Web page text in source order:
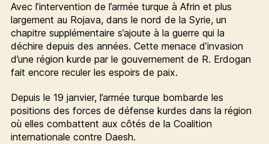
Avec l’intervention de l’armée turque à Afrin et plus
largement au Rojava, dans le nord de la Syrie, un
chapitre supplémentaire s’ajoute à la guerre qui la
déchire depuis des années. Cette menace d’invasion
d’une région kurde par le gouvernement de R. Erdogan
fait encore reculer les espoirs de paix.
Depuis le 19 janvier, l’armée turque bombarde les
positions des forces de défense kurdes dans la région
où elles combattent aux côtés de la Coalition
internationale contre Daesh.